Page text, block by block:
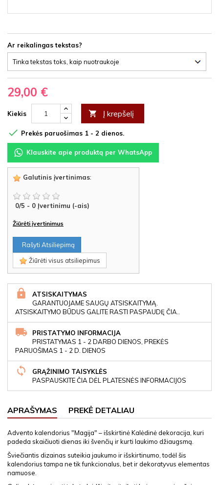
Ar reikalingas tekstas?
29,00 €
Kiekis  Į krepšelį
 Prekės paruošimas 1 - 2 dienos.
Klauskite apie produktą per WhatsApp
Galutinis įvertinimas:
0/5 - 0 Įvertinimu (-ais)
Žiūrėti įvertinimus
Rašyti Atsiliepimą
Žiūrėti visus atsiliepimus
ATSISKAITYMAS
GARANTUOJAME SAUGŲ ATSISKAITYMĄ.
ATSISKAITYMO BŪDUS GALITE RASTI PASPAUDĘ ČIA..
PRISTATYMO INFORMACIJA
PRISTATYMAS 1 - 2 DARBO DIENOS, PREKĖS
PARUOŠIMAS 1 - 2 D. DIENOS
GRĄŽINIMO TAISYKLĖS
PASPAUSKITE ČIA DĖL PLATESNĖS INFORMACIJOS
APRAŠYMAS PREKĖ DETALIAU
Advento kalendorius "Magija" – išskirtinė Kalėdinė dekoracija, kuri
padeda skaičiuoti dienas iki švenčių ir kurti laukimo džiaugsmą.
Šviečiantis dizainas suteikia jaukumo ir išskirtinumo, todėl šis
kalendorius tampa ne tik funkcionalus, bet ir dekoratyvus elementas
namuose.